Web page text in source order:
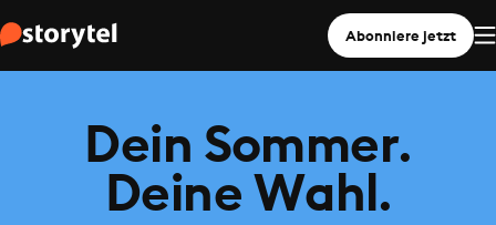
Abonniere jetzt
Dein Sommer.
Deine Wahl.